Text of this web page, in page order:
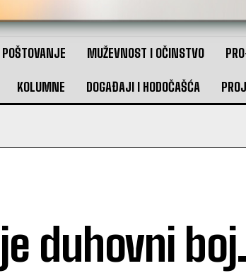
MUŽEVNOST I OČINSTVO
KOLUMNE DOGAĐAJI I HODOČAŠĆA
duhovni